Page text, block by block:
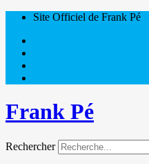
Site Officiel de Frank Pé
Frank Pé
Rechercher